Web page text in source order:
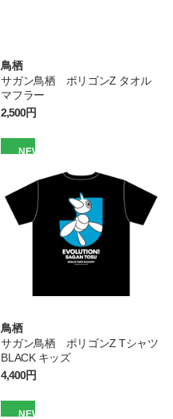
鳥栖
サガン鳥栖 ポリゴンZ タオル
マフラー
2,500円
NEW
鳥栖
サガン鳥栖 ポリゴンZ Tシャツ
BLACK キッズ
4,400円
NEW